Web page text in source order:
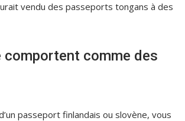
vendu des passeports tongans à des
comme des
passeport finlandais ou slovène, vous